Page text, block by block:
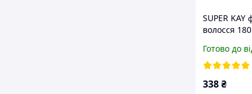
SUPER KAY
волосся
холодний
Готово до
338₴